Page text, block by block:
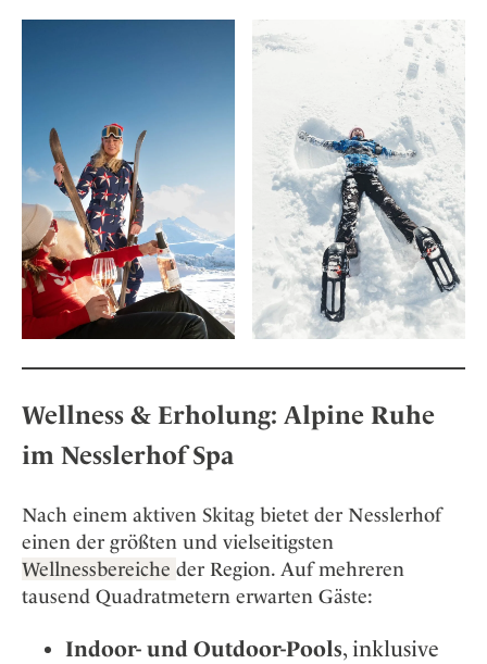
Wellness & Erholung: Alpine Ruhe
im Nesslerhof Spa
Nach einem aktiven Skitag bietet der Nesslerhof
einen der größten und vielseitigsten
Wellnessbereiche der Region. Auf mehreren
tausend Quadratmetern erwarten Gäste:
Indoor- und Outdoor-Pools, inklusive